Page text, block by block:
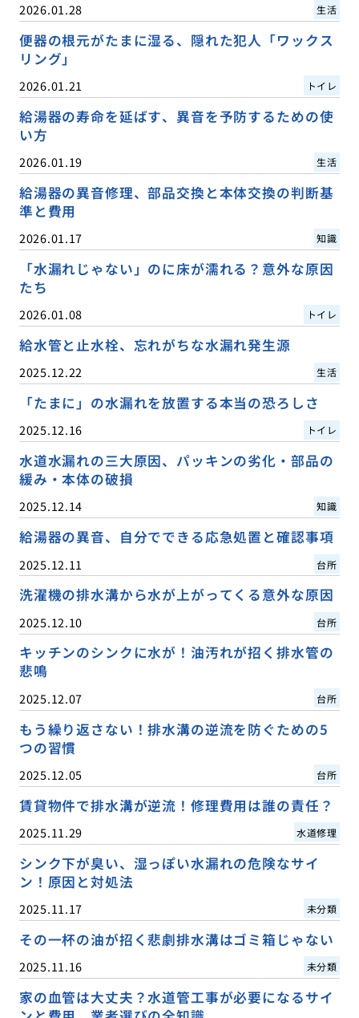
2026.01.28 生活
便器の根元がたまに湿る、隠れた犯人「ワックス
リング」
2026.01.21 トイレ
給湯器の寿命を延ばす、異音を予防するための使
い方
2026.01.19 生活
給湯器の異音修理、部品交換と本体交換の判断基
準と費用
2026.01.17 知識
「水漏れじゃない」のに床が濡れる？意外な原因
たち
2026.01.08 トイレ
給水管と止水栓、忘れがちな水漏れ発生源
2025.12.22 生活
「たまに」の水漏れを放置する本当の恐ろしさ
2025.12.16 トイレ
水道水漏れの三大原因、パッキンの劣化・部品の
緩み・本体の破損
2025.12.14 知識
給湯器の異音、自分でできる応急処置と確認事項
2025.12.11 台所
洗濯機の排水溝から水が上がってくる意外な原因
2025.12.10 台所
キッチンのシンクに水が！油汚れが招く排水管の
悲鳴
2025.12.07 台所
もう繰り返さない！排水溝の逆流を防ぐための5
つの習慣
2025.12.05 台所
賃貸物件で排水溝が逆流！修理費用は誰の責任？
2025.11.29 水道修理
シンク下が臭い、湿っぽい水漏れの危険なサイ
ン！原因と対処法
2025.11.17 未分類
その一杯の油が招く悲劇排水溝はゴミ箱じゃない
2025.11.16 未分類
家の血管は大丈夫？水道管工事が必要になるサイ